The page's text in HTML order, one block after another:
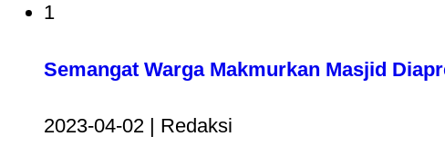
1
Semangat Warga Makmurkan Masjid
2023-04-02 | Redaksi